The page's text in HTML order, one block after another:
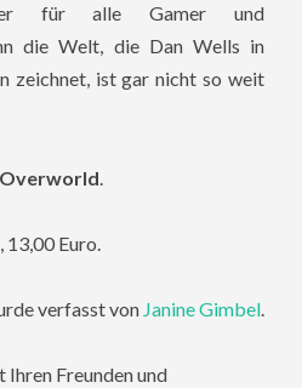
für alle Gamer und
die Welt, die Dan Wells in
zeichnet, ist gar nicht so weit
Euro.
verfasst von Janine Gimbel.
Ihren Freunden und